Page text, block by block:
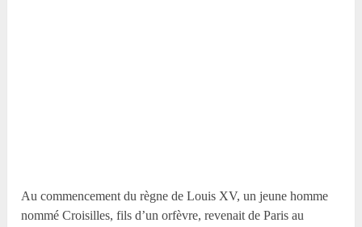
Au commencement du règne de Louis XV, un jeune homme
nommé Croisilles, fils d’un orfèvre, revenait de Paris au